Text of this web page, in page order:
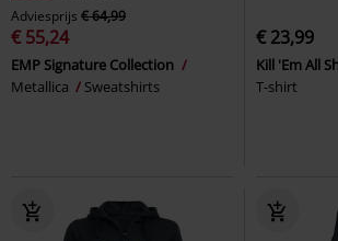
Adviesprijs € 64,99
€ 55,24
EMP Signature Collection
Metallica
Sweatshirts
€ 23,99
Kill 'Em All
T-shirt